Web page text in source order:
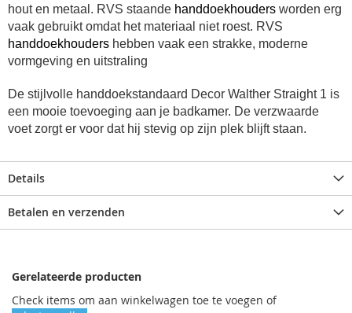
hout en metaal. RVS staande handdoekhouders worden erg
vaak gebruikt omdat het materiaal niet roest. RVS
handdoekhouders hebben vaak een strakke, moderne
vormgeving en uitstraling
De stijlvolle handdoekstandaard Decor Walther Straight 1 is
een mooie toevoeging aan je badkamer. De verzwaarde
voet zorgt er voor dat hij stevig op zijn plek blijft staan.
Details
Betalen en verzenden
Gerelateerde producten
Check items om aan winkelwagen toe te voegen of